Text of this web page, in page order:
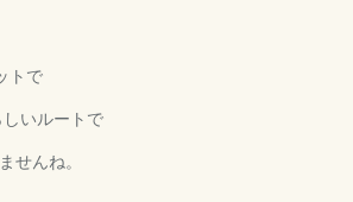
トで
いルートで
せんね。